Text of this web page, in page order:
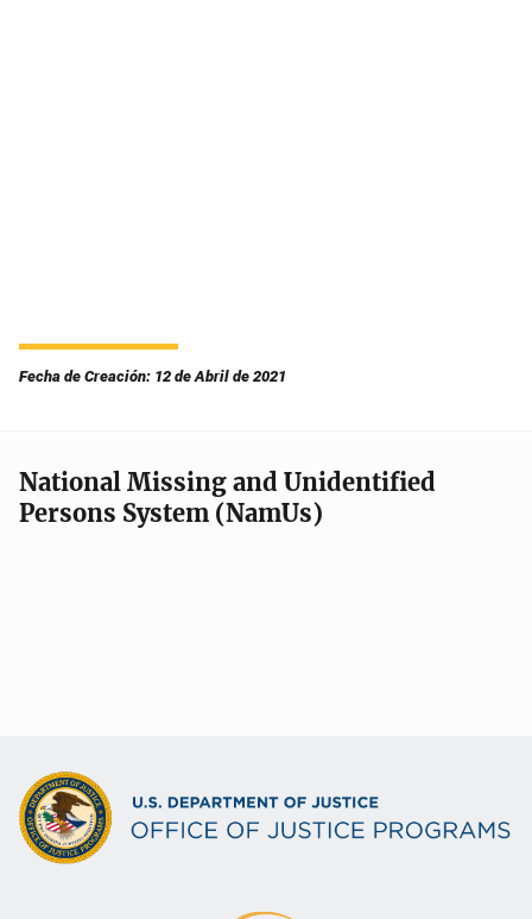
Fecha de Creación: 12 de Abril de 2021
National Missing and Unidentified
Persons System (NamUs)